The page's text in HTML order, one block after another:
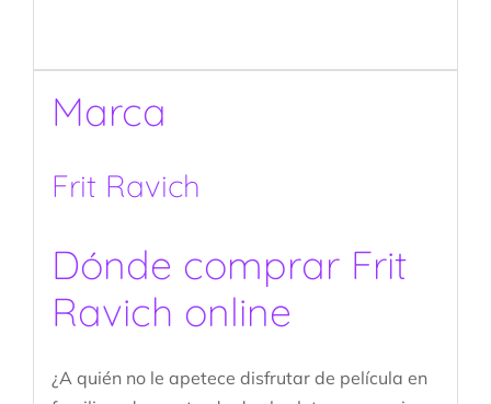
Marca
Frit Ravich
Dónde comprar Frit
Ravich online
¿A quién no le apetece disfrutar de película en